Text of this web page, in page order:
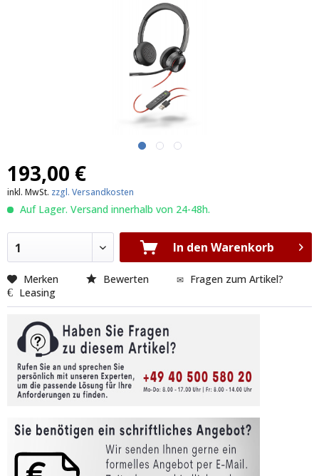
193,00 €
inkl. MwSt. zzgl. Versandkosten
Auf Lager. Versand innerhalb von 24-48h.
1 In den Warenkorb
Merken Bewerten
Fragen zum Artikel?
Leasing